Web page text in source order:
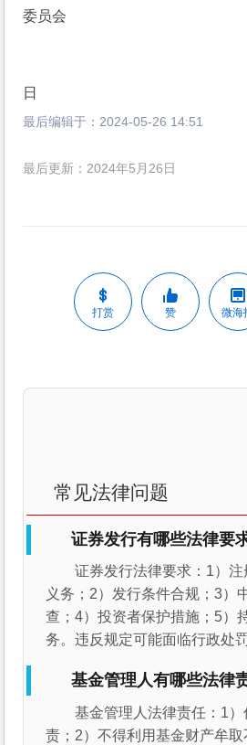
委员会
二○一二
日
最后编辑于： 2024-05-26 14:51
最后更新：2024年5月26日
打赏 赞 微海
常见法律问题
证券发行有哪些法律要
证券发行法律要求：1）
义务；2）发行条件合规；3）
查；4）投资者保护措施；5）
务。违反规定可能面临行政处
基金管理人有哪些法律
基金管理人法律责任：1
责；2）不得利用基金财产牟